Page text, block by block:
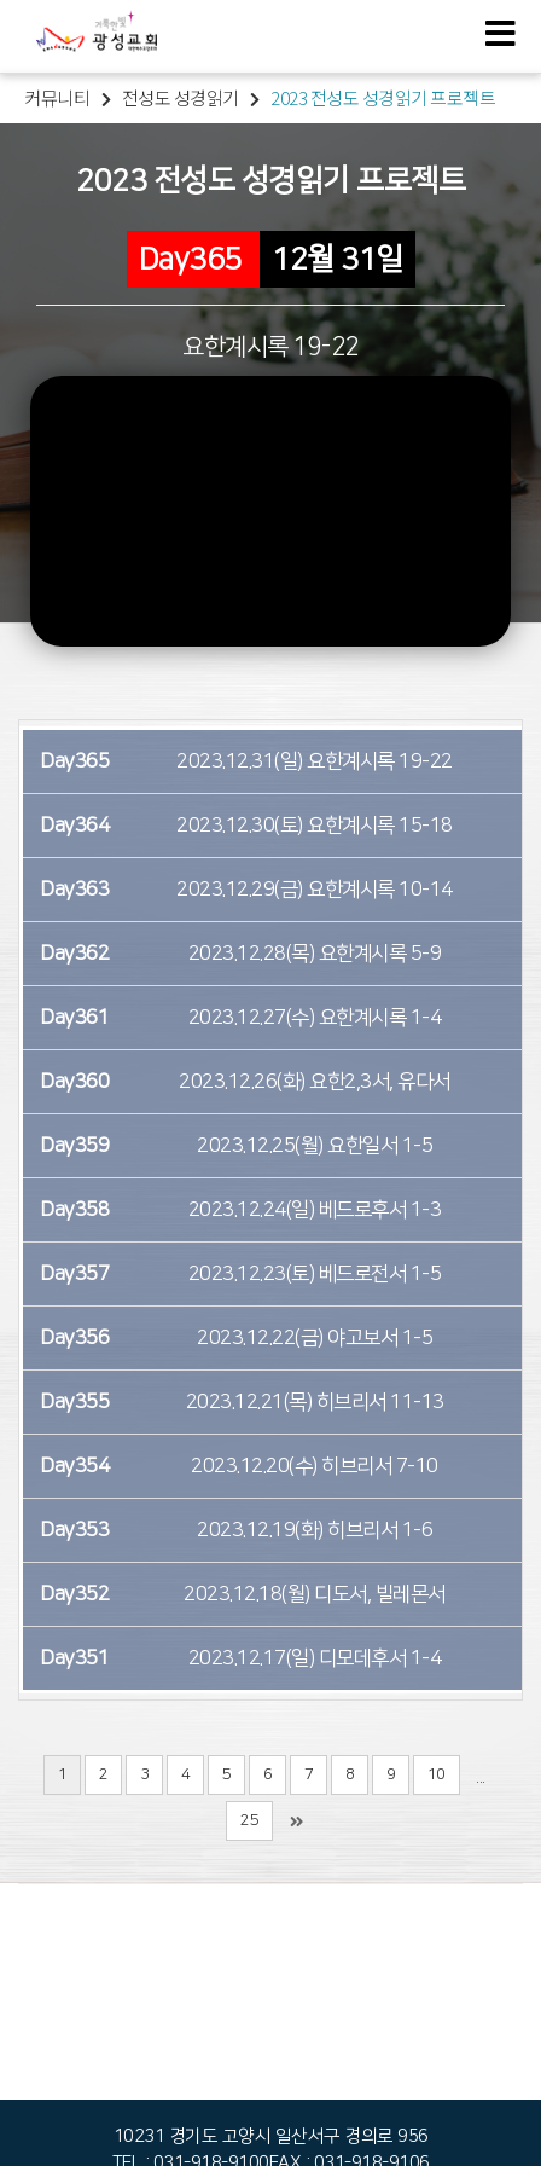
커뮤니티 전성도 성경읽기 2023 전성도 성경읽기 프로젝트
2023 전성도 성경읽기 프로젝트
Day365 12월 31일
요한계시록 19-22
Day365 2023.12.31(일)요한계시록 19-22
Day364 2023.12.30(토)요한계시록 15-18
Day363 2023.12.29(금)요한계시록 10-14
Day362 2023.12.28(목) 요한계시록 5-9
Day361 2023.12.27(수) 요한계시록 1-4
Day360 2023.12.26(화)요한2,3서, 유다서
Day359 2023.12.25(월) 요한일서 1-5
Day358 2023.12.24(일) 베드로후서 1-3
Day357 2023.12.23(토) 베드로전서 1-5
Day356 2023.12.22(금) 야고보서 1-5
Day355 2023.12.21(목) 히브리서 11-13
Day354 2023.12.20(수) 히브리서 7-10
Day353 2023.12.19(화) 히브리서 1-6
Day352 2023.12.18(월) 디도서, 빌레몬서
Day351 2023.12.17(일) 디모데후서 1-4
1 2 3 4 5 6 7 8 9 10
25
10231 경기도 고양시 일산서구 경의로 956